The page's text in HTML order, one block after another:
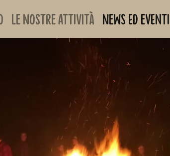
Le nostre attività News ed Eventi